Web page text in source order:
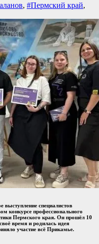
, #Пермский край,
выступление специалистов
конкурсе профессионального
Пермского края. Он прошёл 10
время и родилась идея
участие всё Прикамье.